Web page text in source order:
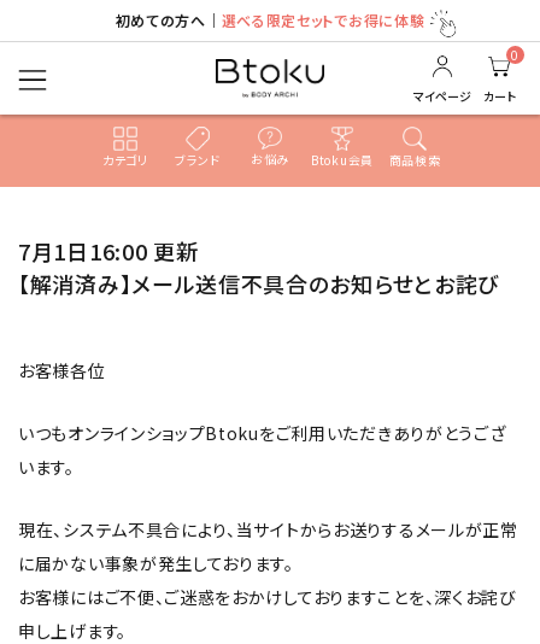
初めての方へ｜ 選べる限定セットでお得に体験
マイページ
0
カート
カテゴリ ブランド お悩み Btoku会員 商品検索
ようこそ ゲスト 様
売れ筋ランキング
カテゴリ
ブランド
7月1日16:00 更新
【解消済み】メール送信不具合のお知らせとお詫び
お客様各位
いつもオンラインショップBtokuをご利用いただきありがとうござ
います。
現在、システム不具合により、当サイトからお送りするメールが正常
に届かない事象が発生しております。
お客様にはご不便、ご迷惑をおかけしておりますことを、深くお詫び
申し上げます。